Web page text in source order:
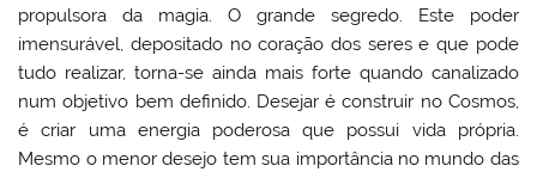
propulsora da magia. O grande segredo. Este poder
imensurável, depositado no coração dos seres e que pode
tudo realizar, torna-se ainda mais forte quando canalizado
num objetivo bem definido. Desejar é construir no Cosmos,
é criar uma energia poderosa que possui vida própria.
Mesmo o menor desejo tem sua importância no mundo das